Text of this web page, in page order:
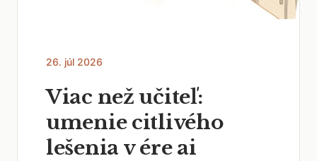
26. júl 2026
Viac než učiteľ:
umenie citlivého
lešenia v ére ai